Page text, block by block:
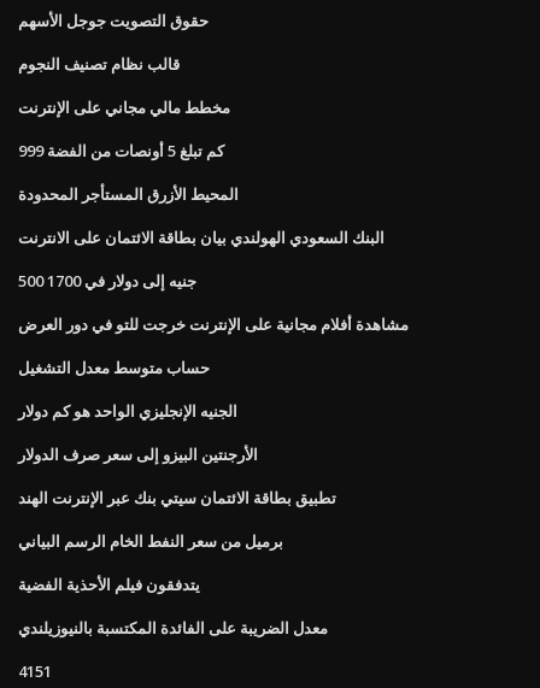
حقوق التصويت جوجل الأسهم
قالب نظام تصنيف النجوم
مخطط مالي مجاني على الإنترنت
كم تبلغ 5 أونصات من الفضة 999
المحيط الأزرق المستأجر المحدودة
البنك السعودي الهولندي بيان بطاقة الائتمان على الانترنت
500 جنيه إلى دولار في 1700
مشاهدة أفلام مجانية على الإنترنت خرجت للتو في دور العرض
حساب متوسط ​​معدل التشغيل
الجنيه الإنجليزي الواحد هو كم دولار
الأرجنتين البيزو إلى سعر صرف الدولار
تطبيق بطاقة الائتمان سيتي بنك عبر الإنترنت الهند
برميل من سعر النفط الخام الرسم البياني
يتدفقون فيلم الأحذية الفضية
معدل الضريبة على الفائدة المكتسبة بالنيوزيلندي
4151